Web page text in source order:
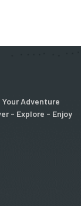
Adventure
- Explore - Enjoy